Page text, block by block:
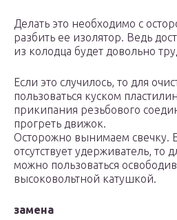
Делать это необходимо с
разбить ее изолятор. Ведь
из колодца будет довольно
Если это случилось, то для
пользоваться куском
прикипания резьбового
прогреть движок.
Осторожно вынимаем свечку.
отсутствует удерживатель, то
можно пользоваться
высоковольтной катушкой.
замена